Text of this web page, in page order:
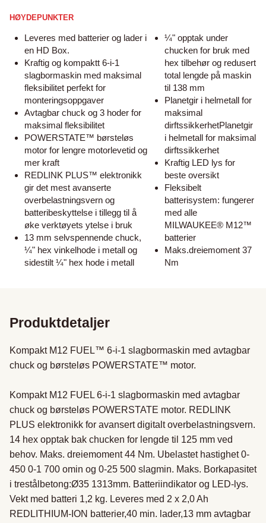
HØYDEPUNKTER
Leveres med batterier og lader i
en HD Box.
Kraftig og kompaktt 6-i-1
slagbormaskin med maksimal
fleksibilitet perfekt for
monteringsoppgaver
Avtagbar chuck og 3 hoder for
maksimal fleksibilitet
POWERSTATE™ børsteløs
motor for lengre motorlevetid og
mer kraft
REDLINK PLUS™ elektronikk
gir det mest avanserte
overbelastningsvern og
batteribeskyttelse i tillegg til å
øke verktøyets ytelse i bruk
13 mm selvspennende chuck,
¼" hex vinkelhode i metall og
sidestilt ¼" hex hode i metall
¼" opptak under
chucken for bruk med
hex tilbehør og redusert
total lengde på maskin
til 138 mm
Planetgir i helmetall for
maksimal
dirftssikkerhetPlanetgir
i helmetall for maksimal
dirftssikkerhet
Kraftig LED lys for
beste oversikt
Fleksibelt
batterisystem: fungerer
med alle
MILWAUKEE® M12™
batterier
Maks.dreiemoment 37
Nm
Produktdetaljer
Kompakt M12 FUEL™ 6-i-1 slagbormaskin med avtagbar
chuck og børsteløs POWERSTATE™ motor.
Kompakt M12 FUEL 6-i-1 slagbormaskin med avtagbar
chuck og børsteløs POWERSTATE motor. REDLINK
PLUS elektronikk for avansert digitalt overbelastningsvern.
14 hex opptak bak chucken for lengde til 125 mm ved
behov. Maks. dreiemoment 44 Nm. Ubelastet hastighet 0-
450 0-1 700 omin og 0-25 500 slagmin. Maks. Borkapasitet
i trestålbetong:Ø35 1313mm. Batteriindikator og LED-lys.
Vekt med batteri 1,2 kg. Leveres med 2 x 2,0 Ah
REDLITHIUM-ION batterier,40 min. lader,13 mm avtagbar